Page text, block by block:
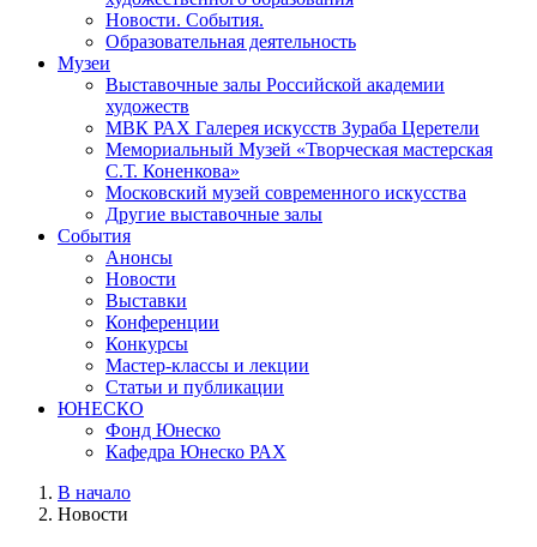
Новости. События.
Образовательная деятельность
Музеи
Выставочные залы Российской академии
художеств
МВК РАХ Галерея искусств Зураба Церетели
Мемориальный Музей «Творческая мастерская
С.Т. Коненкова»
Московский музей современного искусства
Другие выставочные залы
События
Анонсы
Новости
Выставки
Конференции
Конкурсы
Мастер-классы и лекции
Статьи и публикации
ЮНЕСКО
Фонд Юнеско
Кафедра Юнеско РАХ
В начало
Новости